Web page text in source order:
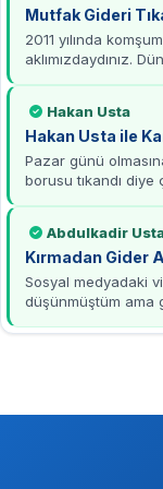
Mutfak Gideri
Çözümü
2011 yılında
aklımızdaydınız.
Hakan Usta
Hakan Usta ile
Deneyimi
Pazar günü
borusu tıkandı diye
Abdulkadir
Kırmadan Gider
Teşekkürler
Sosyal medyadaki
düşünmüştüm ama